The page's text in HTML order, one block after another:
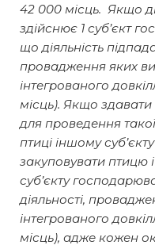
42 000 місць. Якщо
здійснює 1 суб’єкт
що діяльність
провадження яких
інтегрованого
місць). Якщо
для проведення
птиці іншому
закуповувати птицю
суб’єкту
діяльності,
інтегрованого
місць), адже кожен